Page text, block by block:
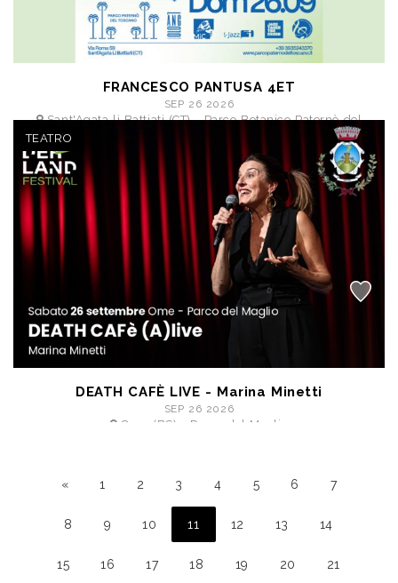
FRANCESCO PANTUSA 4ET
SEP 26 2026
Sant'Agata li Battiati (CT) - Parco Botanico Paternò del
posto unico € 16,50
TEATRO
DEATH CAFÈ LIVE - Marina Minetti
SEP 26 2026
Ome (BS) - Parco del Maglio
« 1 2 3 4 5 6 7
8 9 10 11 12 13 14
15 16 17 18 19 20 21